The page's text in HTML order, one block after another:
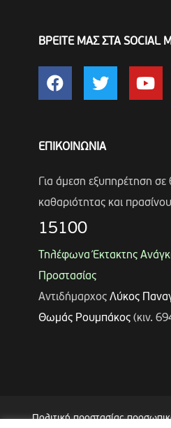
ΒΡΕΙΤΕ ΜΑΣ ΣΤΑ SOCIAL
ΕΠΙΚΟΙΝΩΝΙΑ
Για άμεση εξυπηρέτηση σε
καθαριότητας και
15100
Τηλέφωνα Έκτακτης
Προστασίας
Αντιδήμαρχος Λύκος
Θωμάς Ρουμπάκος(κιν.
Πολιτική προστασίας